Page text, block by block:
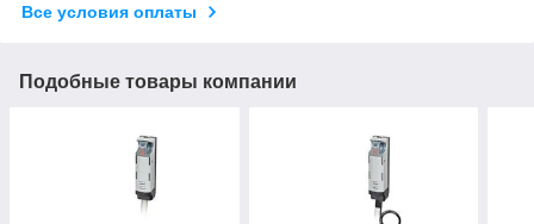
Все условия оплаты
Подобные товары компании